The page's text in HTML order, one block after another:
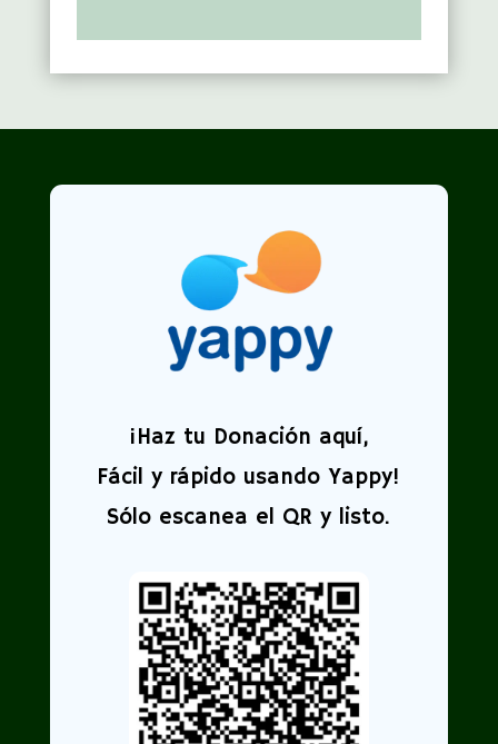
¡Haz tu Donación aquí,
Fácil y rápido usando Yappy!
Sólo escanea el QR y listo.